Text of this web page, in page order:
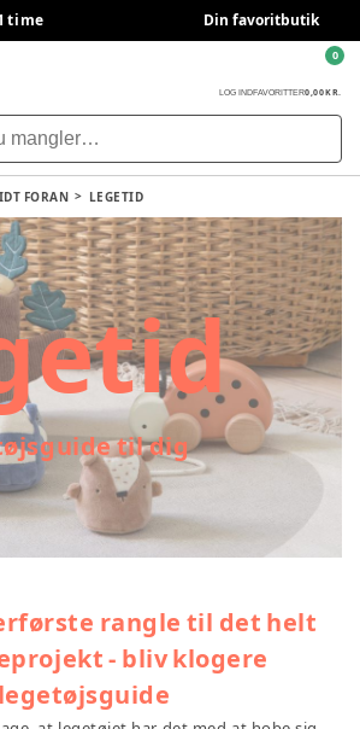
time Din favoritbutik
LOG INDFAVORITTER0,00 KR.
0
FORAN LEGETID
tid
til dig
rangle til det helt
- bliv klogere